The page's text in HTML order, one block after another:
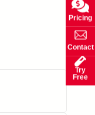
Pricing
Contact
Try
Free